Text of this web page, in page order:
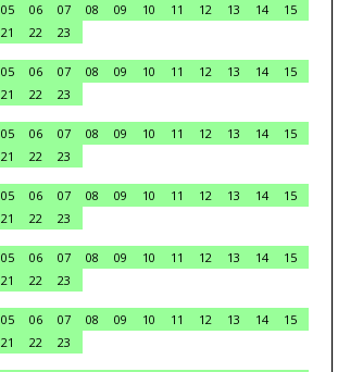
05 06 07 08 09 10 11 12 13 14
15
21 22
23
05 06 07 08 09 10 11 12 13 14
15
21 22
23
05 06 07 08 09 10 11 12 13 14
15
21 22
23
05 06 07 08 09 10 11 12 13 14
15
21 22
23
05 06 07 08 09 10 11 12 13 14
15
21 22
23
05 06 07 08 09 10 11 12 13 14
15
21 22
23